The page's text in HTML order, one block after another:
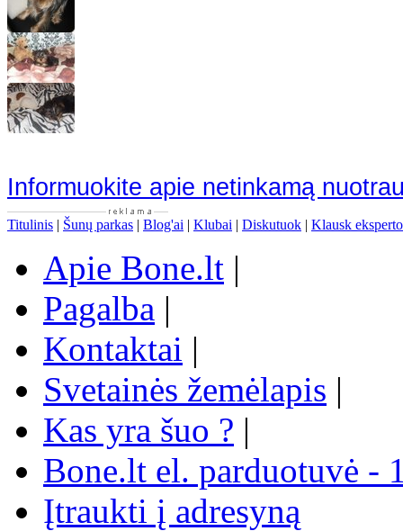
Informuokite apie netinkamą
Titulinis | Šunų parkas | Blog'ai | Klubai | Diskutuok | Klausk eksperto
Apie Bone.lt |
Pagalba |
Kontaktai |
Svetainės žemėlapis |
Kas yra šuo ? |
Bone.lt el. parduotuvė -
Įtraukti į adresyną